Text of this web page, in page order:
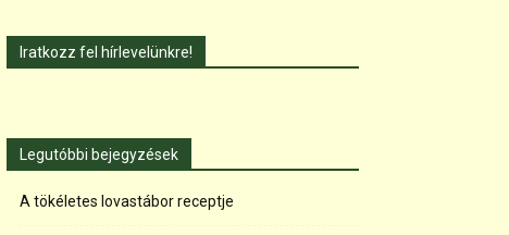
Iratkozz fel hírlevelünkre!
Legutóbbi bejegyzések
A tökéletes lovastábor receptje